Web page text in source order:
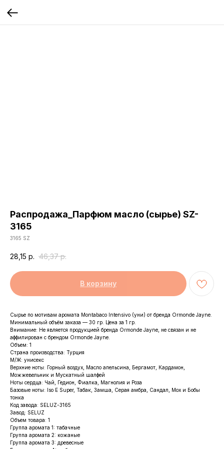
Распродажа_Парфюм масло (сырье) SZ-
3165
3165 SZ
28,15 р. 46,37 р.
В корзину
Сырье по мотивам аромата Montabaco Intensivo (уни) от бренда Ormonde Jayne.
Минимальный объём заказа — 30 гр. Цена за 1 гр.
Внимание: Не является продукцией бренда Ormonde Jayne, не связан и не
аффилирован с брендом Ormonde Jayne.
Объем: 1
Страна производства: Турция
М/Ж: унисекс
Верхние ноты: Горный воздух, Масло апельсина, Бергамот, Кардамон,
Можжевельник и Мускатный шалфей
Ноты сердца: Чай, Гедион, Фиалка, Магнолия и Роза
Базовые ноты: Iso E Super, Табак, Замша, Серая амбра, Сандал, Мох и Бобы
тонка
Код завода: SELUZ-3165
Завод: SELUZ
Объем товара: 1
Группа аромата 1: табачные
Группа аромата 2: кожаные
Группа аромата 3: древесные